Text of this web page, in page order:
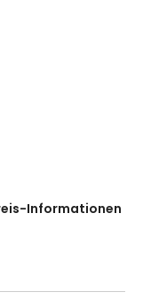
Informationen